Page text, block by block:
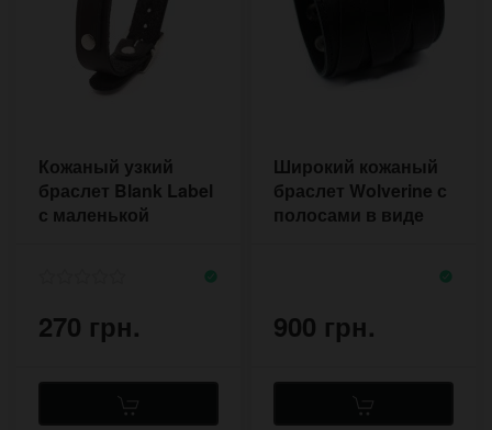
Кожаный узкий
браслет Blank Label
с маленькой
270 грн.
Широкий кожаный
браслет Wolverine с
полосами в виде
900 грн.